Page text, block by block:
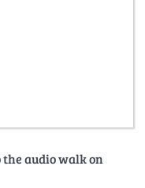
audio walk on